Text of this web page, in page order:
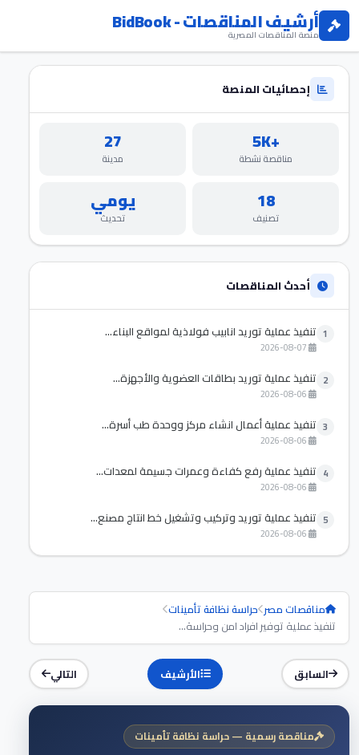
أرشيف المناقصات - BidBook
منصة المناقصات المصرية
إحصائيات المنصة
+5K
مناقصة نشطة
27
مدينة
18
تصنيف
يومي
تحديث
أحدث المناقصات
1 تنفيذ عملية توريد انابيب فولاذية لمواقع البناء...
2 تنفيذ عملية توريد بطاقات العضوية والأجهزة...
3 تنفيذ عملية أعمال انشاء مركز ووحدة طب أسرة...
4 تنفيذ عملية رفع كفاءة وعمرات جسيمة لمعدات...
5 تنفيذ عملية توريد وتركيب وتشغيل خط انتاج مصنع...
مناقصات مصر حراسة نظافة تأمينات
تنفيذ عملية توفير افراد امن وحراسة...
السابق الأرشيف التالي
مناقصة رسمية — حراسة نظافة تأمينات